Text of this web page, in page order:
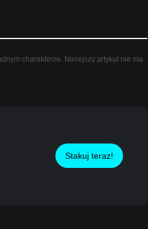
charakterze. Niniejszy artykuł nie ma
Stakuj teraz!